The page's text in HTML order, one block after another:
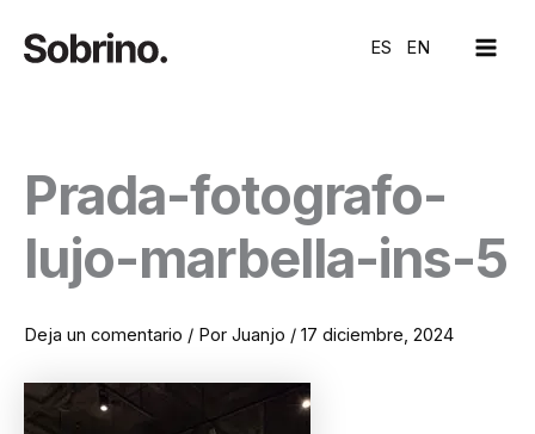
contenido
ES EN
Prada-fotografo-
lujo-marbella-ins-5
Deja un comentario / Por Juanjo / 17 diciembre, 2024